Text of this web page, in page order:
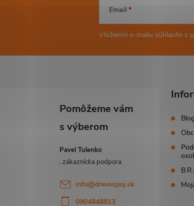
Email
Vložením e-mailu súhlasíte s
Pavel Tulenko
info@drevospoj.sk
0904848813
Blog